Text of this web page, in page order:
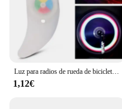
Luz para radios de rueda de bicicleta, luces para neumáticos, 3 modos, LED, resistente al agua, advertencia de seguridad para bicicleta, fácil de instalar, accesorios para bicicleta con batería
1,12€